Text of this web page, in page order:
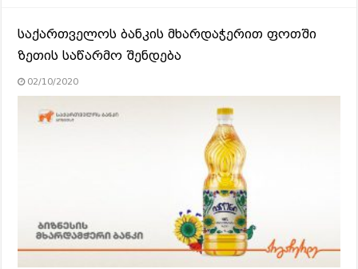
საქართველოს ბანკის მხარდაჭერით ფოთში
ზეთის საწარმო შენდება
02/10/2020